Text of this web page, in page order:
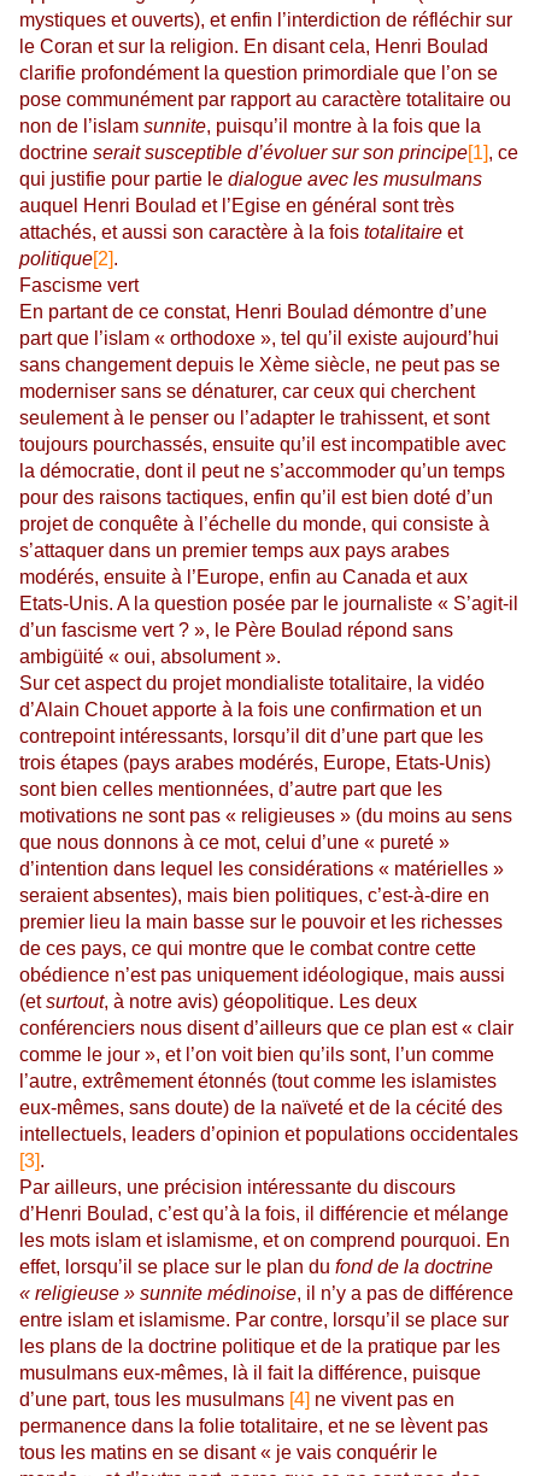
mystiques et ouverts), et enfin l’interdiction de réfléchir sur
le Coran et sur la religion. En disant cela, Henri Boulad
clarifie profondément la question primordiale que l’on se
pose communément par rapport au caractère totalitaire ou
non de l’islam sunnite, puisqu’il montre à la fois que la
doctrine serait susceptible d’évoluer sur son principe[1], ce
qui justifie pour partie le dialogue avec les musulmans
auquel Henri Boulad et l’Egise en général sont très
attachés, et aussi son caractère à la fois totalitaire et
politique[2].
Fascisme vert
En partant de ce constat, Henri Boulad démontre d’une
part que l’islam « orthodoxe », tel qu’il existe aujourd’hui
sans changement depuis le Xème siècle, ne peut pas se
moderniser sans se dénaturer, car ceux qui cherchent
seulement à le penser ou l’adapter le trahissent, et sont
toujours pourchassés, ensuite qu’il est incompatible avec
la démocratie, dont il peut ne s’accommoder qu’un temps
pour des raisons tactiques, enfin qu’il est bien doté d’un
projet de conquête à l’échelle du monde, qui consiste à
s’attaquer dans un premier temps aux pays arabes
modérés, ensuite à l’Europe, enfin au Canada et aux
Etats-Unis. A la question posée par le journaliste « S’agit-il
d’un fascisme vert ? », le Père Boulad répond sans
ambigüité « oui, absolument ».
Sur cet aspect du projet mondialiste totalitaire, la vidéo
d’Alain Chouet apporte à la fois une confirmation et un
contrepoint intéressants, lorsqu’il dit d’une part que les
trois étapes (pays arabes modérés, Europe, Etats-Unis)
sont bien celles mentionnées, d’autre part que les
motivations ne sont pas « religieuses » (du moins au sens
que nous donnons à ce mot, celui d’une « pureté »
d’intention dans lequel les considérations « matérielles »
seraient absentes), mais bien politiques, c’est-à-dire en
premier lieu la main basse sur le pouvoir et les richesses
de ces pays, ce qui montre que le combat contre cette
obédience n’est pas uniquement idéologique, mais aussi
(etsurtout, à notre avis) géopolitique. Les deux
conférenciers nous disent d’ailleurs que ce plan est « clair
comme le jour », et l’on voit bien qu’ils sont, l’un comme
l’autre, extrêmement étonnés (tout comme les islamistes
eux-mêmes, sans doute) de la naïveté et de la cécité des
intellectuels, leaders d’opinion et populations occidentales
[3].
Par ailleurs, une précision intéressante du discours
d’Henri Boulad, c’est qu’à la fois, il différencie et mélange
les mots islam et islamisme, et on comprend pourquoi. En
effet, lorsqu’il se place sur le plan du fond de la doctrine
« religieuse » sunnite médinoise, il n’y a pas de différence
entre islam et islamisme. Par contre, lorsqu’il se place sur
les plans de la doctrine politique et de la pratique par les
musulmans eux-mêmes, là il fait la différence, puisque
d’une part, tous les musulmans [4] ne vivent pas en
permanence dans la folie totalitaire, et ne se lèvent pas
tous les matins en se disant « je vais conquérir le